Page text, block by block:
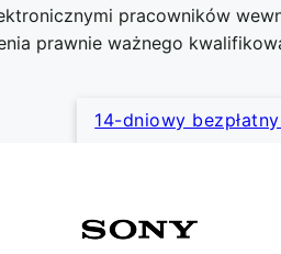
pracowników
prawnie ważnego
14-dniowy